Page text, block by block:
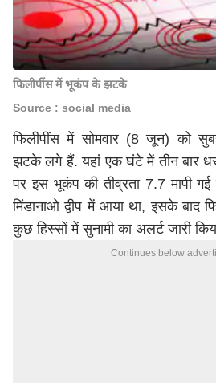
फिलीपींस में भूकंप के झटके
Source : social media
फिलीपींस में सोमवार (8 जून) को
झटके लगे हैं. यहां एक घंटे में तीन बार
पर इस भूकंप की तीव्रता 7.7 मापी
मिंडानाओ द्वीप में आया था, इसके बाद
कुछ हिस्सों में सुनामी का अलर्ट जारी
Continues below